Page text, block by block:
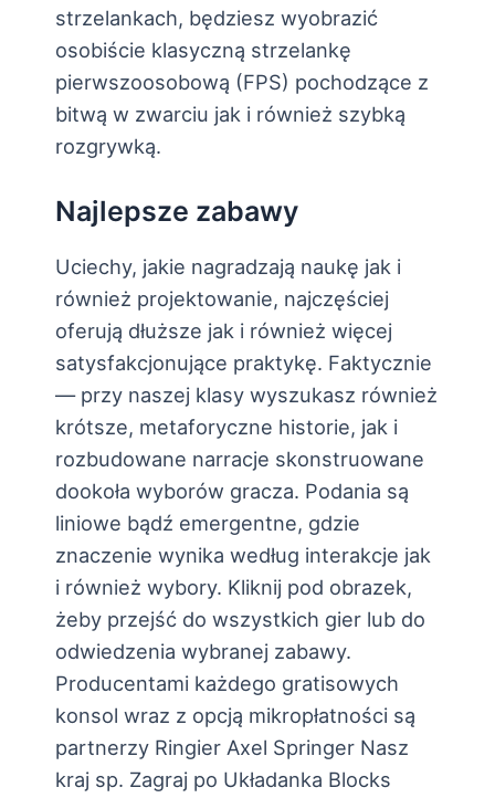
strzelankach, będziesz wyobrazić
osobiście klasyczną strzelankę
pierwszoosobową (FPS) pochodzące z
bitwą w zwarciu jak i również szybką
rozgrywką.
Najlepsze zabawy
Uciechy, jakie nagradzają naukę jak i
również projektowanie, najczęściej
oferują dłuższe jak i również więcej
satysfakcjonujące praktykę. Faktycznie
— przy naszej klasy wyszukasz również
krótsze, metaforyczne historie, jak i
rozbudowane narracje skonstruowane
dookoła wyborów gracza. Podania są
liniowe bądź emergentne, gdzie
znaczenie wynika według interakcje jak
i również wybory. Kliknij pod obrazek,
żeby przejść do wszystkich gier lub do
odwiedzenia wybranej zabawy.
Producentami każdego gratisowych
konsol wraz z opcją mikropłatności są
partnerzy Ringier Axel Springer Nasz
kraj sp. Zagraj po Układanka Blocks